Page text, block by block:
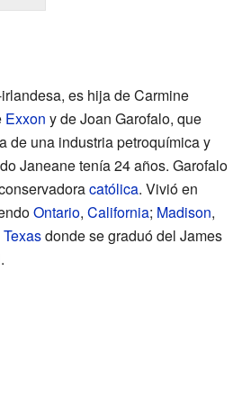
es hija de Carmine
Exxon y de Joan Garofalo, que
de una industria petroquímica y
Janeane tenía 24 años. Garofalo
católica. Vivió en
Ontario, California; Madison,
Texasdonde se graduó del James